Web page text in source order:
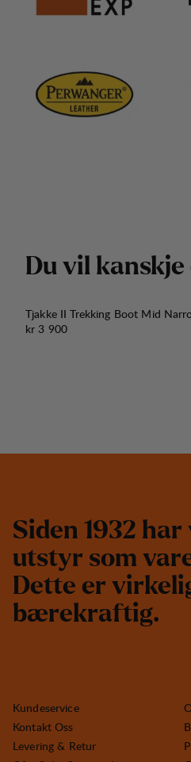
Du vil kanskje
Tjakke II Trekking Boot Mid
Pris:
kr 3 900
Siden 1932 har
utstyr som var
Dette er virkeli
bærekraftig.
Kundeservice
Kontakt Oss
Levering & Retur